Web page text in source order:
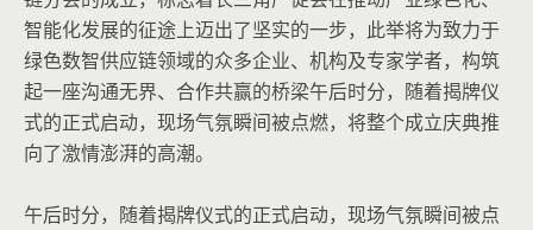
智能化发展的征途上迈出了坚实的一步，此举将为致力于
绿色数智供应链领域的众多企业、机构及专家学者，构筑
起一座沟通无界、合作共赢的桥梁午后时分，随着揭牌仪
式的正式启动，现场气氛瞬间被点燃，将整个成立庆典推
向了激情澎湃的高潮。
午后时分，随着揭牌仪式的正式启动，现场气氛瞬间被点